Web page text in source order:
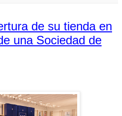
de su tienda en
una Sociedad de